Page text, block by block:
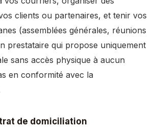
clients ou partenaires, et tenir vos
(assemblées générales, réunions
prestataire qui propose uniquement
sans accès physique à aucun
en conformité avec la
de domiciliation